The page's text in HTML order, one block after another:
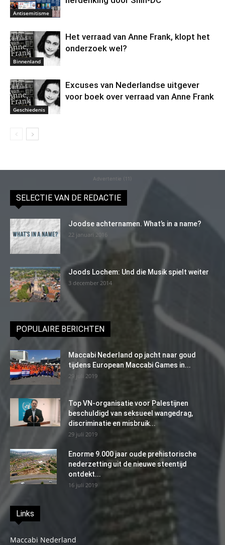
Antisemitisme
Binnenland
Het verraad van Anne Frank, klopt het
onderzoek wel?
Geschiedenis
Excuses van Nederlandse uitgever
voor boek over verraad van Anne Frank
Advertentie (11)
SELECTIE VAN DE REDACTIE
Joodse achternamen. What’s in a name?
22 januari 2016
Joods Lochem: Und die Musik spielt weiter
3 december 2014
POPULAIRE BERICHTEN
Maccabi Nederland op jacht naar goud
tijdens European Maccabi Games in...
29 juli 2019
Top VN-organisatie voor Palestijnen
beschuldigd van seksueel wangedrag,
discriminatie en misbruik...
29 juli 2019
Enorme 9.000 jaar oude prehistorische
nederzetting uit de nieuwe steentijd
ontdekt...
16 juli 2019
Links
Maccabi Nederland